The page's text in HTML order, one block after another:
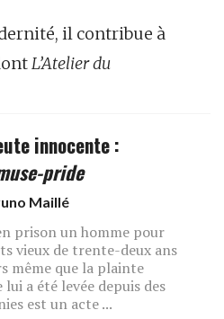
il contribue à
L’Atelier du
innocente :
pride
Maillé
prison un homme pour
vieux de trente-deux ans
même que la plainte
a été levée depuis des
est un acte ...